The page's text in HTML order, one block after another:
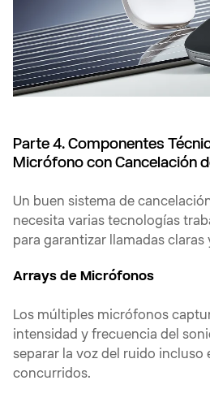
Parte 4. Componentes
Micrófono con Cancelación
Un buen sistema de
necesita varias tecnologías
para garantizar llamadas claras
Arrays de Micrófonos
Los múltiples micrófonos
intensidad y frecuencia del
separar la voz del ruido incluso
concurridos.